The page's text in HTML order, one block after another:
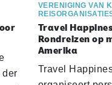
der
VERENIGING VAN
Travel
Rondreizen op
Amerika
Travel